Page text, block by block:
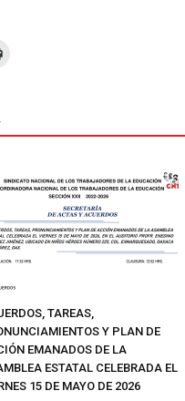
TAREAS,
Y PLAN DE
EMANADOS DE LA
ESTATAL CELEBRADA EL
15 DE MAYO DE 2026